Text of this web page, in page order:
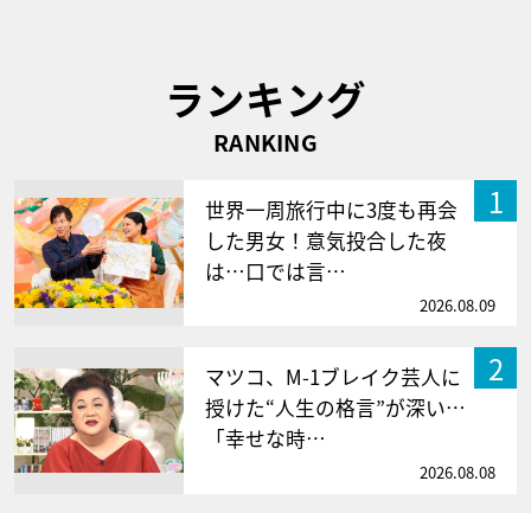
ランキング
RANKING
1
世界一周旅行中に3度も再会
した男女！意気投合した夜
は…口では言…
2026.08.09
2
マツコ、M-1ブレイク芸人に
授けた“人生の格言”が深い…
「幸せな時…
2026.08.08